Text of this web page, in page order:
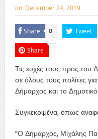
on: December 24, 2019
Share 0 Tweet
Share
Τις ευχές τους προς του
σε όλους τους πολίτες
Δήμαρχος και το
Συγκεκριμένα, όπως
“Ο Δήμαρχος, Μιχάλης